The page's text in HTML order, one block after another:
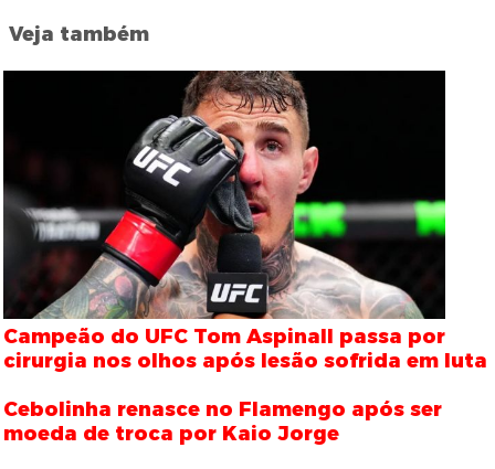
Veja também
Campeão do UFC Tom Aspinall passa por
cirurgia nos olhos após lesão sofrida em luta
Cebolinha renasce no Flamengo após ser
moeda de troca por Kaio Jorge